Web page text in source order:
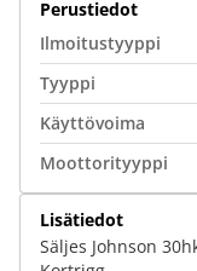
Perustiedot
Ilmoitustyyppi
Tyyppi
Käyttövoima
Moottorityyppi
Lisätiedot
Säljes Johnson